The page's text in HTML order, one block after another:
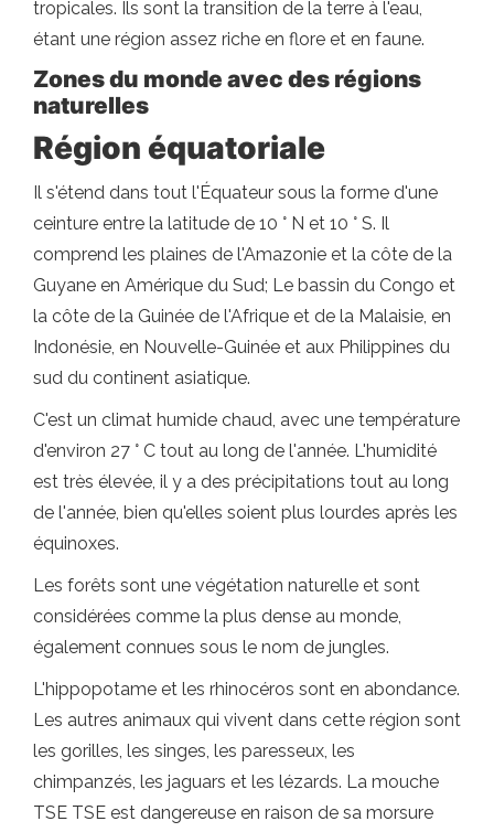
tropicales. Ils sont la transition de la terre à l'eau,
étant une région assez riche en flore et en faune.
Zones du monde avec des régions
naturelles
Région équatoriale
Il s'étend dans tout l'Équateur sous la forme d'une
ceinture entre la latitude de 10 ° N et 10 ° S. Il
comprend les plaines de l'Amazonie et la côte de la
Guyane en Amérique du Sud; Le bassin du Congo et
la côte de la Guinée de l'Afrique et de la Malaisie, en
Indonésie, en Nouvelle-Guinée et aux Philippines du
sud du continent asiatique.
C'est un climat humide chaud, avec une température
d'environ 27 ° C tout au long de l'année. L'humidité
est très élevée, il y a des précipitations tout au long
de l'année, bien qu'elles soient plus lourdes après les
équinoxes.
Les forêts sont une végétation naturelle et sont
considérées comme la plus dense au monde,
également connues sous le nom de jungles.
L'hippopotame et les rhinocéros sont en abondance.
Les autres animaux qui vivent dans cette région sont
les gorilles, les singes, les paresseux, les
chimpanzés, les jaguars et les lézards. La mouche
TSE TSE est dangereuse en raison de sa morsure